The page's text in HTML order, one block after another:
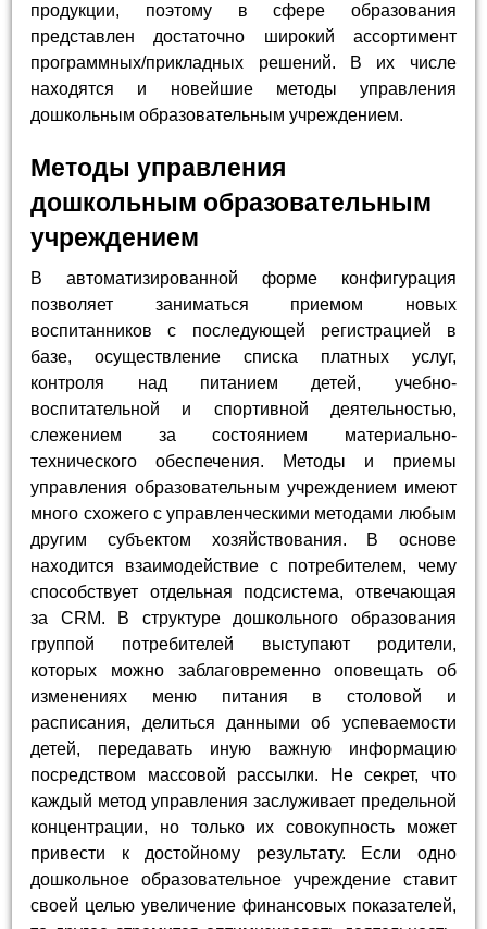
продукции, поэтому в сфере образования
представлен достаточно широкий ассортимент
программных/прикладных решений. В их числе
находятся и новейшие методы управления
дошкольным образовательным учреждением.
Методы управления
дошкольным образовательным
учреждением
В автоматизированной форме конфигурация
позволяет заниматься приемом новых
воспитанников с последующей регистрацией в
базе, осуществление списка платных услуг,
контроля над питанием детей, учебно-
воспитательной и спортивной деятельностью,
слежением за состоянием материально-
технического обеспечения. Методы и приемы
управления образовательным учреждением имеют
много схожего с управленческими методами любым
другим субъектом хозяйствования. В основе
находится взаимодействие с потребителем, чему
способствует отдельная подсистема, отвечающая
за CRM. В структуре дошкольного образования
группой потребителей выступают родители,
которых можно заблаговременно оповещать об
изменениях меню питания в столовой и
расписания, делиться данными об успеваемости
детей, передавать иную важную информацию
посредством массовой рассылки. Не секрет, что
каждый метод управления заслуживает предельной
концентрации, но только их совокупность может
привести к достойному результату. Если одно
дошкольное образовательное учреждение ставит
своей целью увеличение финансовых показателей,